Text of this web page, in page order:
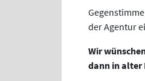
der Agentur
Wir
dann in alter